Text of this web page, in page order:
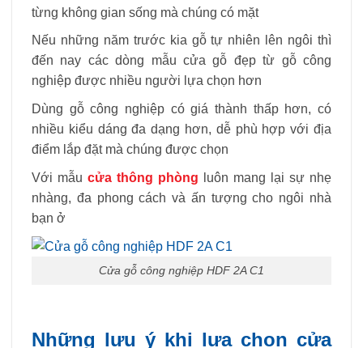
từng không gian sống mà chúng có mặt
Nếu những năm trước kia gỗ tự nhiên lên ngôi thì
đến nay các dòng mẫu cửa gỗ đẹp từ gỗ công
nghiệp được nhiều người lựa chọn hơn
Dùng gỗ công nghiệp có giá thành thấp hơn, có
nhiều kiểu dáng đa dạng hơn, dễ phù hợp với địa
điểm lắp đặt mà chúng được chọn
Với mẫu cửa thông phòng luôn mang lại sự nhẹ
nhàng, đa phong cách và ấn tượng cho ngôi nhà
bạn ở
Cửa gỗ công nghiệp HDF 2A C1
Những lưu ý khi lựa chọn cửa